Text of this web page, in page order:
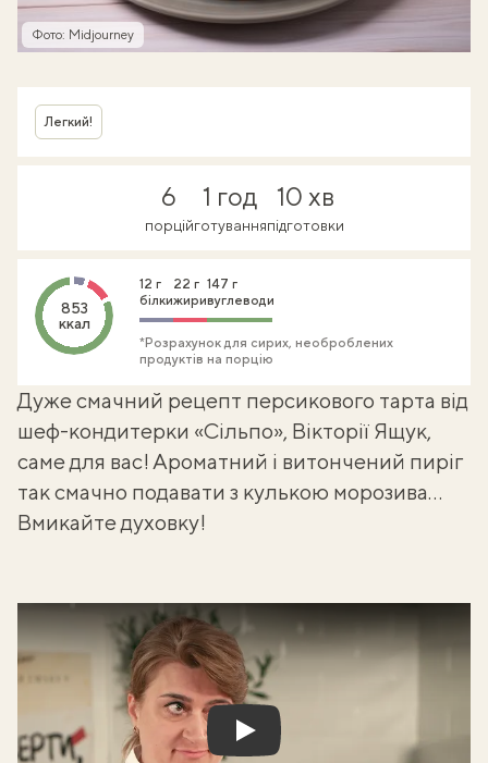
Фото: Midjourney
Легкий!
6
порцій
1 год
готування
10 хв
підготовки
853
ккал
12 г
білки
22 г
жири
147 г
вуглеводи
*Розрахунок для сирих, необроблених
продуктів на порцію
Дуже смачний рецепт персикового тарта від
шеф-кондитерки «Сільпо», Вікторії Ящук,
саме для вас! Ароматний і витончений пиріг
так смачно подавати з кулькою морозива…
Вмикайте духовку!
Play